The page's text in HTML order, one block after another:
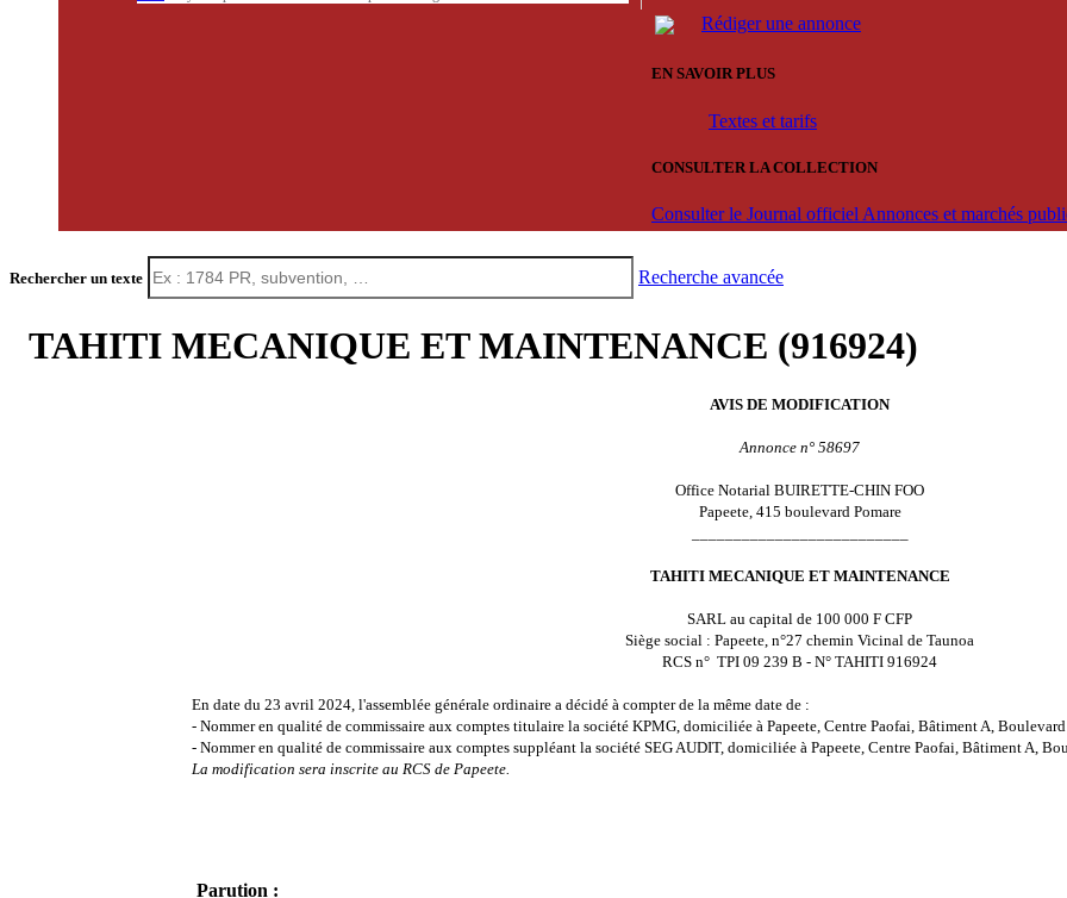
Rédiger une annonce
EN SAVOIR PLUS
Textes et tarifs
CONSULTER LA COLLECTION
Consulter le Journal officiel Annonces et marchés
Rechercher un texte Recherche avancée
TAHITI MECANIQUE ET MAINTENANCE (916924)
AVIS DE MODIFICATION
Annonce n° 58697
Office Notarial BUIRETTE-CHIN FOO
Papeete, 415 boulevard Pomare
TAHITI MECANIQUE ET MAINTENANCE
SARL au capital de 100 000 F CFP
Siège social : Papeete, n°27 chemin Vicinal de Taunoa
RCS n° TPI 09 239 B - N° TAHITI 916924
En date du 23 avril 2024, l'assemblée générale ordinaire a décidé à compter de la même date de :
- Nommer en qualité de commissaire aux comptes titulaire la société KPMG, domiciliée à Papeete, Centre Paofai, Bâtiment A, Boulevard
- Nommer en qualité de commissaire aux comptes suppléant la société SEG AUDIT, domiciliée à Papeete, Centre Paofai, Bâtiment A,
La modification sera inscrite au RCS de Papeete.
Parution :